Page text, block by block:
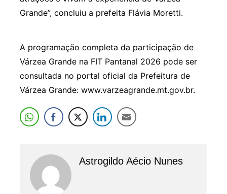
Grande”, concluiu a prefeita Flávia Moretti.
A programação completa da participação de
Várzea Grande na FIT Pantanal 2026 pode ser
consultada no portal oficial da Prefeitura de
Várzea Grande: www.varzeagrande.mt.gov.br.
Astrogildo Aécio Nunes